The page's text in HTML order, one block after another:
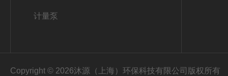
计量泵
Copyright © 2026沐源（上海）环保科技有限公司版权所有